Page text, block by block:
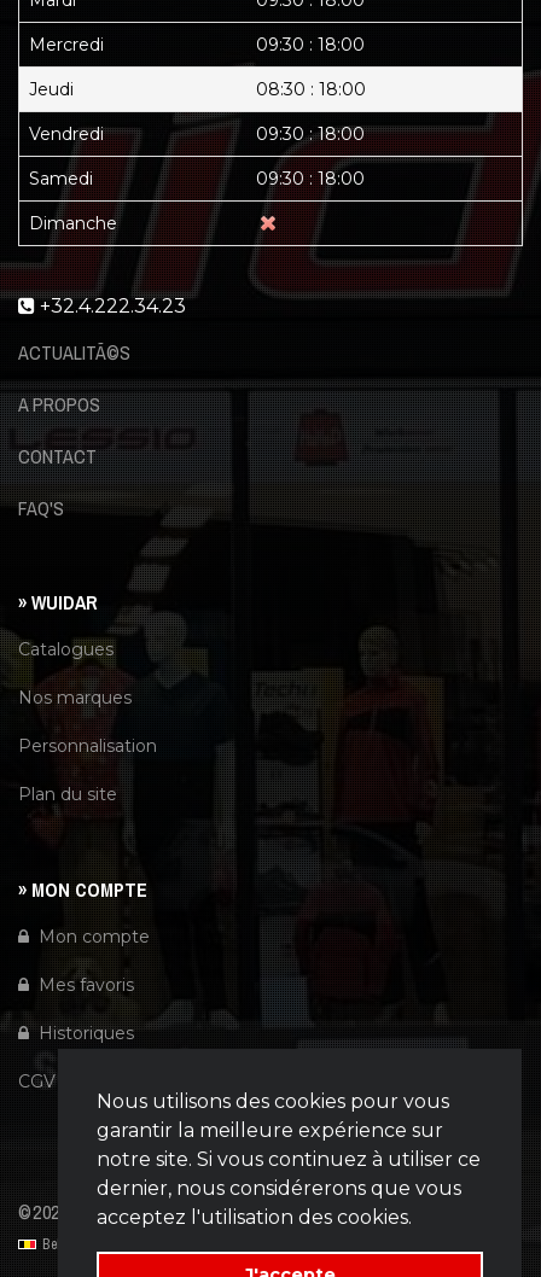
Nous utilisons des cookies pour vous
garantir la meilleure expérience sur
notre site. Si vous continuez à utiliser ce
dernier, nous considérerons que vous
acceptez l'utilisation des cookies.
Mercredi 09:30 : 18:00
Jeudi 08:30 : 18:00
Vendredi 09:30 : 18:00
Samedi 09:30 : 18:00
Dimanche
+32.4.222.34.23
ACTUALITÃ©S
A PROPOS
CONTACT
FAQ'S
» WUIDAR
Catalogues
Nos marques
Personnalisation
Plan du site
» MON COMPTE
Mon compte
Mes favoris
Historiques
CGV
©2026 Wuidar| Powered byTiny-Dev..
Belgique | België | Belgien